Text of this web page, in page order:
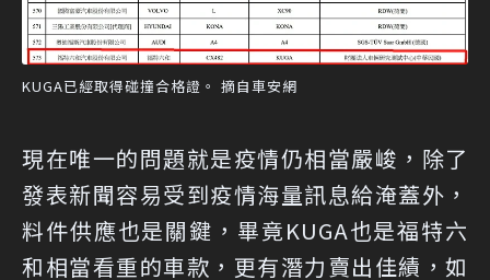
KUGA已經取得碰撞合格證。 摘自車安網
現在唯一的問題就是疫情仍相當嚴峻，除了
發表新聞容易受到疫情海量訊息給淹蓋外，
料件供應也是關鍵，畢竟KUGA也是福特六
和相當看重的車款，更有潛力賣出佳績，如